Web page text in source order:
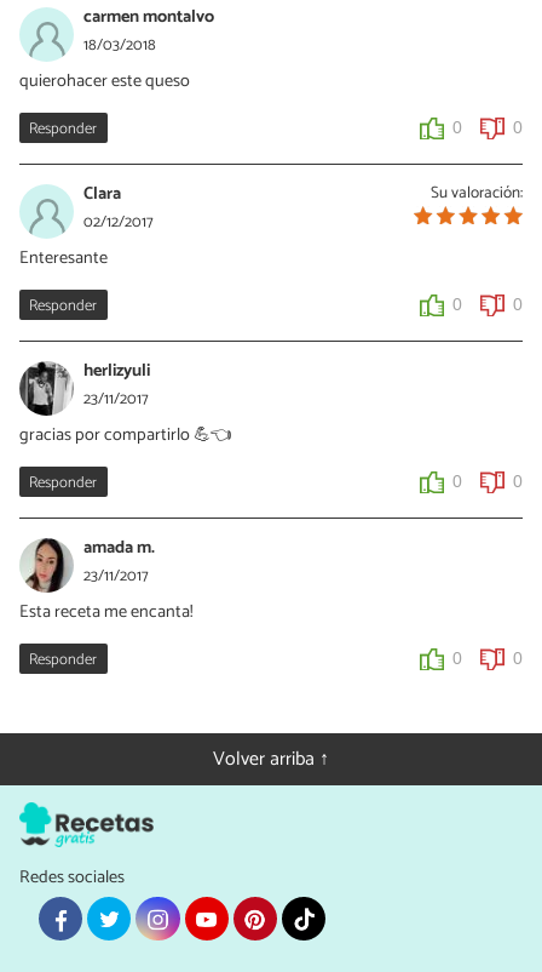
carmen montalvo
18/03/2018
quierohacer este queso
Responder 0 0
Su valoración:
Clara
02/12/2017
Enteresante
Responder 0 0
herlizyuli
23/11/2017
gracias por compartirlo 💪👈
Responder 0 0
amada m.
23/11/2017
Esta receta me encanta!
Responder 0 0
Volver arriba ↑
Redes sociales